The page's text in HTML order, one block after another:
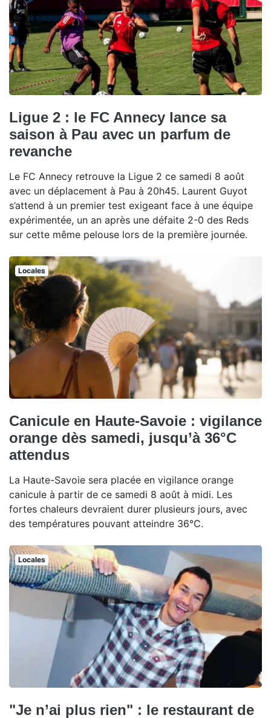
Ligue 2 : le FC Annecy lance sa
saison à Pau avec un parfum de
revanche
Le FC Annecy retrouve la Ligue 2 ce samedi 8 août
avec un déplacement à Pau à 20h45. Laurent Guyot
s’attend à un premier test exigeant face à une équipe
expérimentée, un an après une défaite 2-0 des Reds
sur cette même pelouse lors de la première journée.
Locales
Canicule en Haute-Savoie : vigilance
orange dès samedi, jusqu’à 36°C
attendus
La Haute-Savoie sera placée en vigilance orange
canicule à partir de ce samedi 8 août à midi. Les
fortes chaleurs devraient durer plusieurs jours, avec
des températures pouvant atteindre 36°C.
Locales
"Je n’ai plus rien" : le restaurant de